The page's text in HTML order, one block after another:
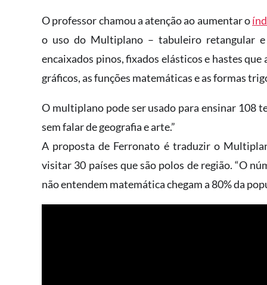
O professor chamou a atenção ao aumentar o
o uso do Multiplano – tabuleiro retangular
encaixados pinos, fixados elásticos e hastes
gráficos, as funções matemáticas e as formas
O multiplano pode ser usado para ensinar 108
sem falar de geografia e arte.”
A proposta de Ferronato é traduzir o
visitar 30 países que são polos de região. “O
não entendem matemática chegam a 80% da